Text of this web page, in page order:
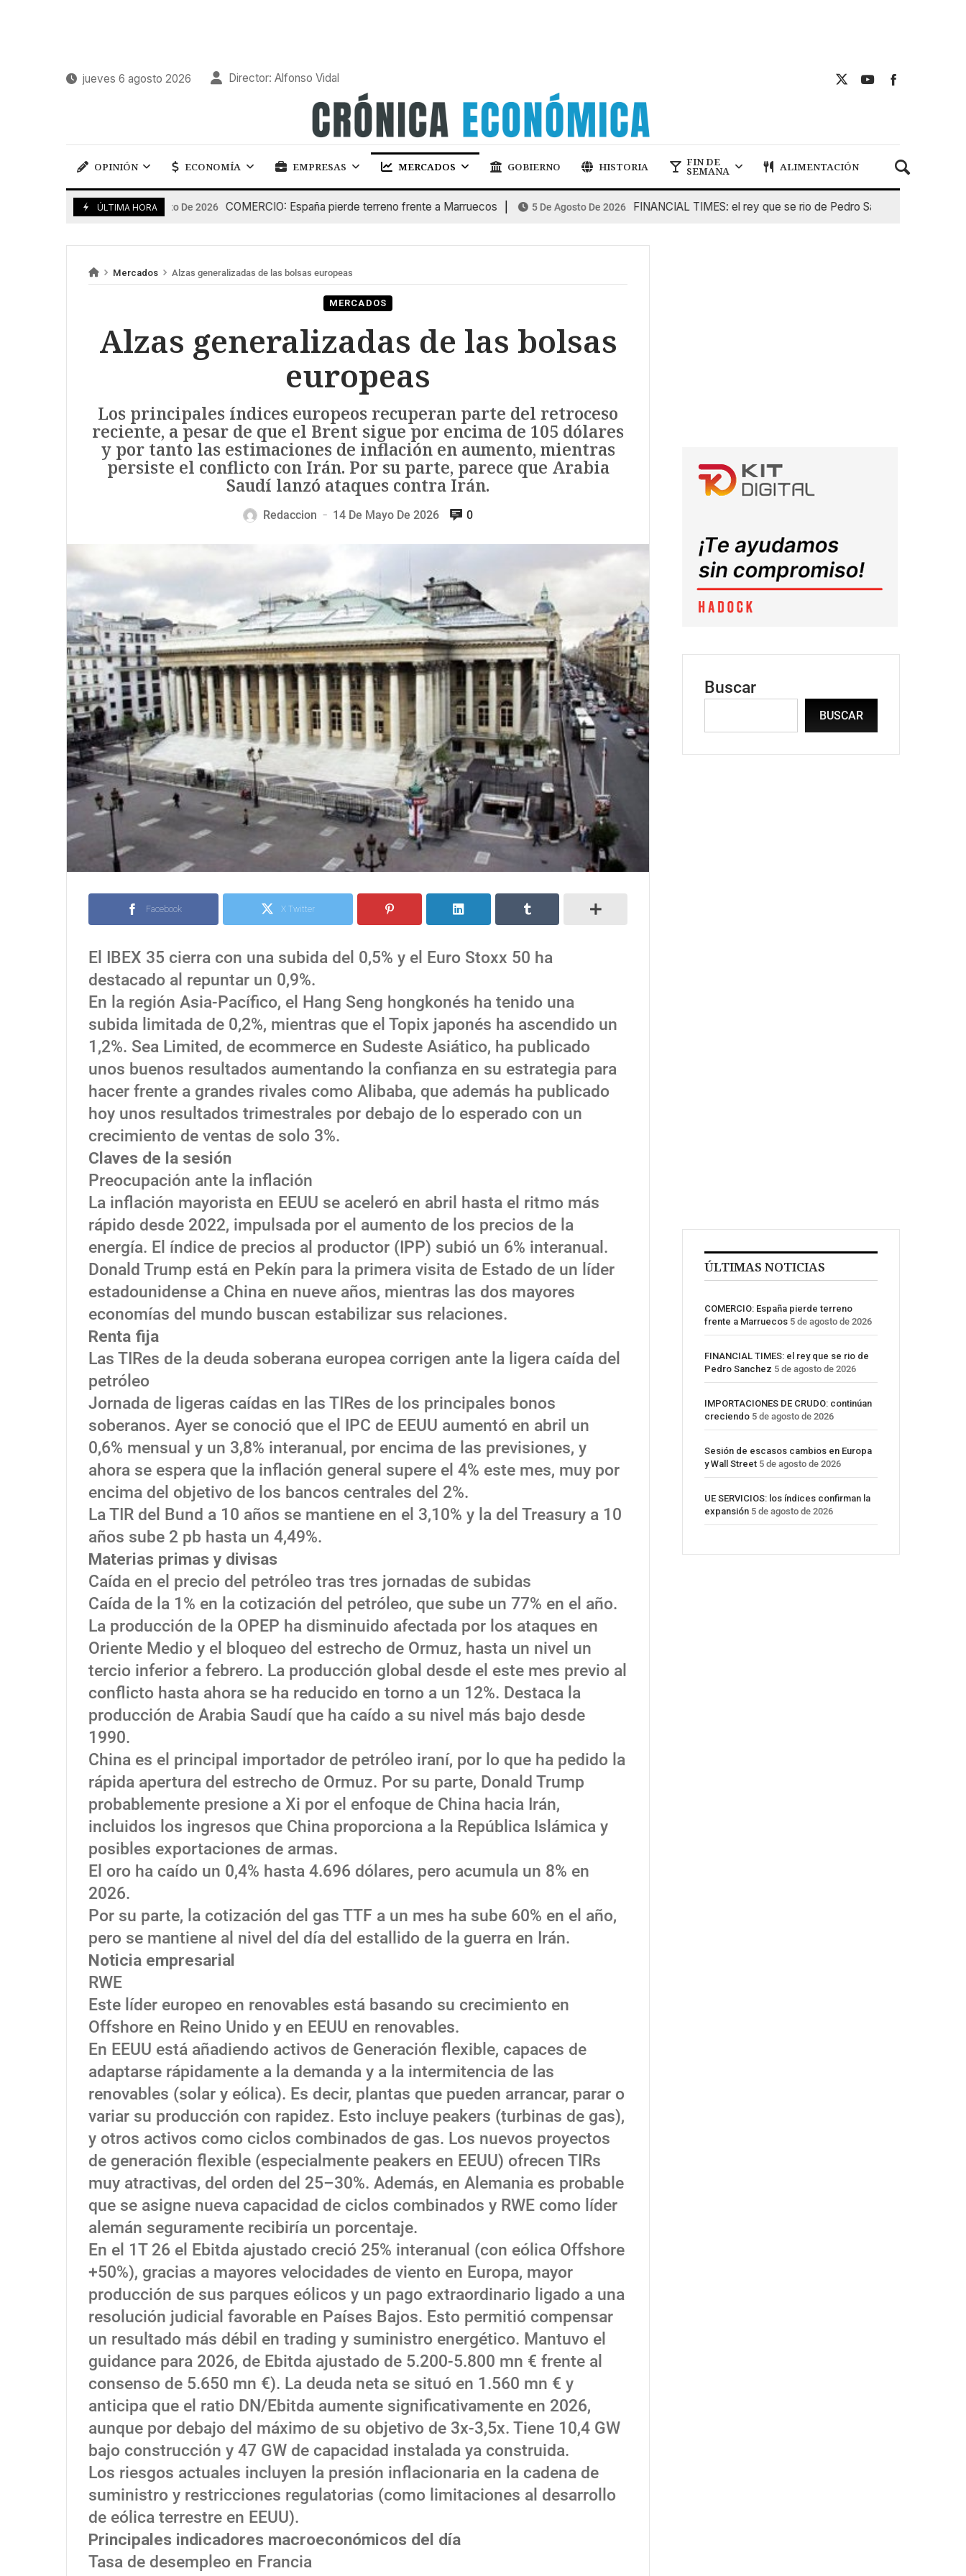
jueves 6 agosto 2026 Director: Alfonso Vidal
OPINIÓN ECONOMÍA EMPRESAS MERCADOS GOBIERNO HISTORIA FIN DE
SEMANA ALIMENTACIÓN
ÚLTIMA HORA
5 De Agosto De 2026 COMERCIO: España pierde terreno frente a Marruecos 5 De Agosto De 2026 FINANCIAL TIMES: el rey que se rio de Pedro Sanchez
Mercados Alzas generalizadas de las bolsas europeas
MERCADOS
Alzas generalizadas de las bolsas
europeas
Los principales índices europeos recuperan parte del retroceso
reciente, a pesar de que el Brent sigue por encima de 105 dólares
y por tanto las estimaciones de inflación en aumento, mientras
persiste el conflicto con Irán. Por su parte, parece que Arabia
Saudí lanzó ataques contra Irán.
Redaccion — 14 De Mayo De 2026 0
Facebook X Twitter
El IBEX 35 cierra con una subida del 0,5% y el Euro Stoxx 50 ha
destacado al repuntar un 0,9%.
En la región Asia-Pacífico, el Hang Seng hongkonés ha tenido una
subida limitada de 0,2%, mientras que el Topix japonés ha ascendido un
1,2%. Sea Limited, de ecommerce en Sudeste Asiático, ha publicado
unos buenos resultados aumentando la confianza en su estrategia para
hacer frente a grandes rivales como Alibaba, que además ha publicado
hoy unos resultados trimestrales por debajo de lo esperado con un
crecimiento de ventas de solo 3%.
Claves de la sesión
Preocupación ante la inflación
La inflación mayorista en EEUU se aceleró en abril hasta el ritmo más
rápido desde 2022, impulsada por el aumento de los precios de la
energía. El índice de precios al productor (IPP) subió un 6% interanual.
Donald Trump está en Pekín para la primera visita de Estado de un líder
estadounidense a China en nueve años, mientras las dos mayores
economías del mundo buscan estabilizar sus relaciones.
Renta fija
Las TIRes de la deuda soberana europea corrigen ante la ligera caída del
petróleo
Jornada de ligeras caídas en las TIRes de los principales bonos
soberanos. Ayer se conoció que el IPC de EEUU aumentó en abril un
0,6% mensual y un 3,8% interanual, por encima de las previsiones, y
ahora se espera que la inflación general supere el 4% este mes, muy por
encima del objetivo de los bancos centrales del 2%.
La TIR del Bund a 10 años se mantiene en el 3,10% y la del Treasury a 10
años sube 2 pb hasta un 4,49%.
Materias primas y divisas
Caída en el precio del petróleo tras tres jornadas de subidas
Caída de la 1% en la cotización del petróleo, que sube un 77% en el año.
La producción de la OPEP ha disminuido afectada por los ataques en
Oriente Medio y el bloqueo del estrecho de Ormuz, hasta un nivel un
tercio inferior a febrero. La producción global desde el este mes previo al
conflicto hasta ahora se ha reducido en torno a un 12%. Destaca la
producción de Arabia Saudí que ha caído a su nivel más bajo desde
1990.
China es el principal importador de petróleo iraní, por lo que ha pedido la
rápida apertura del estrecho de Ormuz. Por su parte, Donald Trump
probablemente presione a Xi por el enfoque de China hacia Irán,
incluidos los ingresos que China proporciona a la República Islámica y
posibles exportaciones de armas.
El oro ha caído un 0,4% hasta 4.696 dólares, pero acumula un 8% en
2026.
Por su parte, la cotización del gas TTF a un mes ha sube 60% en el año,
pero se mantiene al nivel del día del estallido de la guerra en Irán.
Noticia empresarial
RWE
Este líder europeo en renovables está basando su crecimiento en
Offshore en Reino Unido y en EEUU en renovables.
En EEUU está añadiendo activos de Generación flexible, capaces de
adaptarse rápidamente a la demanda y a la intermitencia de las
renovables (solar y eólica). Es decir, plantas que pueden arrancar, parar o
variar su producción con rapidez. Esto incluye peakers (turbinas de gas),
y otros activos como ciclos combinados de gas. Los nuevos proyectos
de generación flexible (especialmente peakers en EEUU) ofrecen TIRs
muy atractivas, del orden del 25–30%. Además, en Alemania es probable
que se asigne nueva capacidad de ciclos combinados y RWE como líder
alemán seguramente recibiría un porcentaje.
En el 1T 26 el Ebitda ajustado creció 25% interanual (con eólica Offshore
+50%), gracias a mayores velocidades de viento en Europa, mayor
producción de sus parques eólicos y un pago extraordinario ligado a una
resolución judicial favorable en Países Bajos. Esto permitió compensar
un resultado más débil en trading y suministro energético. Mantuvo el
guidance para 2026, de Ebitda ajustado de 5.200-5.800 mn € frente al
consenso de 5.650 mn €). La deuda neta se situó en 1.560 mn € y
anticipa que el ratio DN/Ebitda aumente significativamente en 2026,
aunque por debajo del máximo de su objetivo de 3x-3,5x. Tiene 10,4 GW
bajo construcción y 47 GW de capacidad instalada ya construida.
Los riesgos actuales incluyen la presión inflacionaria en la cadena de
suministro y restricciones regulatorias (como limitaciones al desarrollo
de eólica terrestre en EEUU).
Principales indicadores macroeconómicos del día
Tasa de desempleo en Francia
Buscar
BUSCAR
ÚLTIMAS NOTICIAS
COMERCIO: España pierde terreno
frente a Marruecos 5 de agosto de 2026
FINANCIAL TIMES: el rey que se rio de
Pedro Sanchez 5 de agosto de 2026
IMPORTACIONES DE CRUDO: continúan
creciendo 5 de agosto de 2026
Sesión de escasos cambios en Europa
y Wall Street 5 de agosto de 2026
UE SERVICIOS: los índices confirman la
expansión 5 de agosto de 2026